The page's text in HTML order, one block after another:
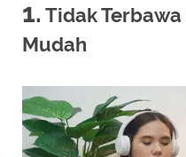
1. Tidak
Mudah